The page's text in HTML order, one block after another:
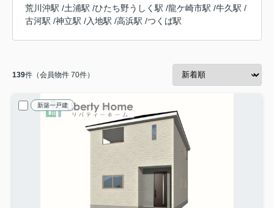
荒川沖駅 /土浦駅 /ひたち野うしく駅 /龍ケ崎市駅 /牛久駅 /
古河駅 /神立駅 /入地駅 /高浜駅 /つくば駅
139件（会員物件 70件）
新築一戸建